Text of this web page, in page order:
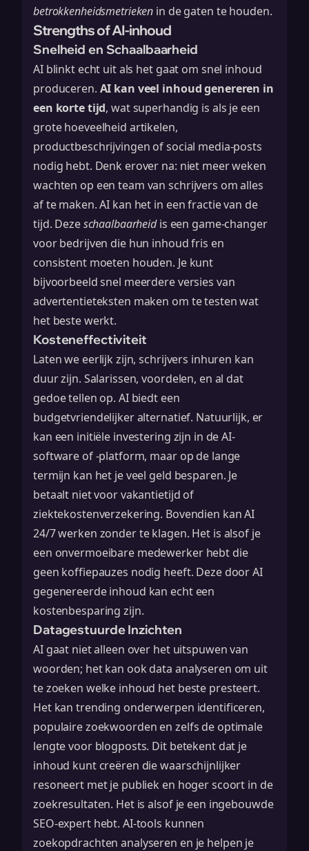
betrokkenheidsmetrieken in de gaten te houden.
Strengths of AI-inhoud
Snelheid en Schaalbaarheid
AI blinkt echt uit als het gaat om snel inhoud
produceren. AI kan veel inhoud genereren in
een korte tijd, wat superhandig is als je een
grote hoeveelheid artikelen,
productbeschrijvingen of social media-posts
nodig hebt. Denk erover na: niet meer weken
wachten op een team van schrijvers om alles
af te maken. AI kan het in een fractie van de
tijd. Dezeschaalbaarheidis een game-changer
voor bedrijven die hun inhoud fris en
consistent moeten houden. Je kunt
bijvoorbeeld snel meerdere versies van
advertentieteksten maken om te testen wat
het beste werkt.
Kosteneffectiviteit
Laten we eerlijk zijn, schrijvers inhuren kan
duur zijn. Salarissen, voordelen, en al dat
gedoe tellen op. AI biedt een
budgetvriendelijker alternatief. Natuurlijk, er
kan een initiële investering zijn in de AI-
software of -platform, maar op de lange
termijn kan het je veel geld besparen. Je
betaalt niet voor vakantietijd of
ziektekostenverzekering. Bovendien kan AI
24/7 werken zonder te klagen. Het is alsof je
een onvermoeibare medewerker hebt die
geen koffiepauzes nodig heeft. Deze door AI
gegenereerde inhoud kan echt een
kostenbesparing zijn.
Datagestuurde Inzichten
AI gaat niet alleen over het uitspuwen van
woorden; het kan ook data analyseren om uit
te zoeken welke inhoud het beste presteert.
Het kan trending onderwerpen identificeren,
populaire zoekwoorden en zelfs de optimale
lengte voor blogposts. Dit betekent dat je
inhoud kunt creëren die waarschijnlijker
resoneert met je publiek en hoger scoort in de
zoekresultaten. Het is alsof je een ingebouwde
SEO-expert hebt. AI-tools kunnen
zoekopdrachten analyseren en je helpen je